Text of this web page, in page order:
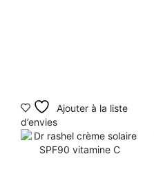
Ajouter à la liste
d’envies